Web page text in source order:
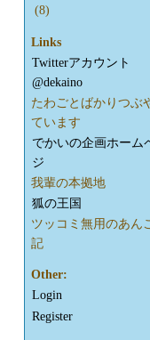
(8)
Links
Twitterアカウント
@dekaino
たわごとばかりつぶ
ています
でかいの企画ホーム
ジ
我輩の本拠地
狐の王国
ツッコミ無用のあん
記
Other:
Login
Register